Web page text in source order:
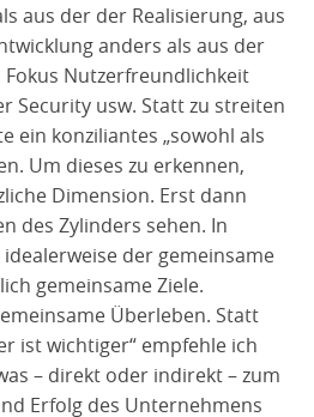
aus der der Realisierung, aus
anders als aus der
Nutzerfreundlichkeit
Security usw. Statt zu streiten
ein konziliantes „sowohl als
Um dieses zu erkennen,
Dimension. Erst dann
des Zylinders sehen. In
der gemeinsame
gemeinsame Ziele.
Überleben. Statt
ist wichtiger“ empfehle ich
– direkt oder indirekt – zum
Erfolg des Unternehmens